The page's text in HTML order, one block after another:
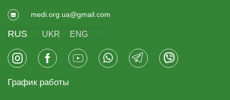
medi.org.ua@gmail.com
RUS UKR ENG
График работы